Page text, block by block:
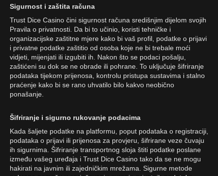
Sigurnost i zaštita računa
Trust Dice Casino čini sigurnost računa središnjim dijelom svojih
Pravila o privatnosti. Da bi to učinio, koristi tehničke i
organizacijske zaštitne mjere kako bi vaš profil, podatke o prijavi
i privatne podatke zaštitio od osoba koje ne bi trebale moći
vidjeti, mijenjati ili izgubiti ih. Nakon što se podaci pošalju,
zaštićeni su dok se ne obrade ili pohrane. To uključuje šifriranje
podataka tijekom prijenosa, kontrolu pristupa sustavima i stalno
praćenje kako bi se rano uhvatilo bilo kakvo neobično
ponašanje.
Šifriranje i sigurno rukovanje podacima
Kada šaljete podatke na platformu, poput podataka o registraciji,
podataka o prijavi ili prijenosa za provjeru, šifrirane veze čuvaju
ih sigurnima. Šifriranje transportnog sloja štiti podatke poslane
između vašeg uređaja i Trust Dice Casino tako da se ne mogu
hakirati na javnim ili zajedničkim mrežama. Sigurne metode